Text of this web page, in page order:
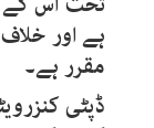
ہے اور
مقرر ہے۔
ڈپٹی